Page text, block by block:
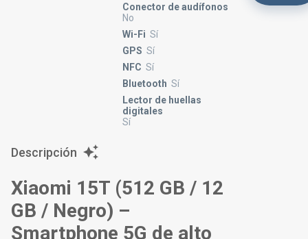
Conector de audífonos
No
Wi-Fi Sí
GPS Sí
NFC Sí
Bluetooth Sí
Lector de huellas
digitales
Sí
Descripción
Xiaomi 15T (512 GB / 12
GB / Negro) –
Smartphone 5G de alto